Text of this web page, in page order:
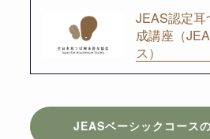
JEAS認定
成講座（
ス）
JEASベーシックコース